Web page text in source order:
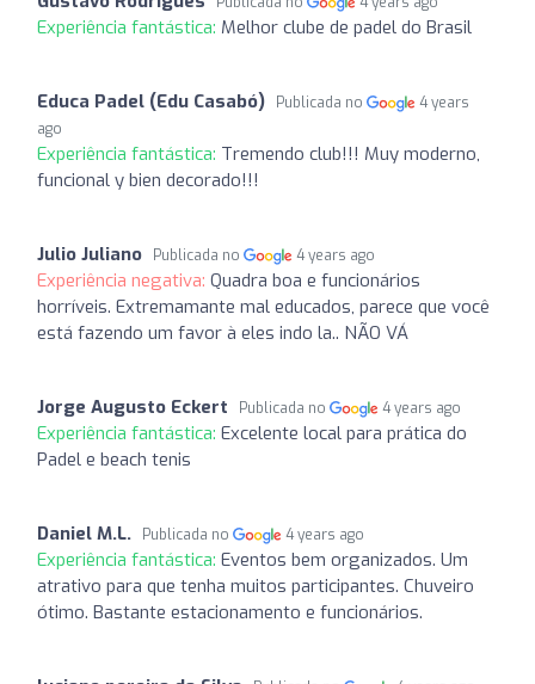
Experiência fantástica: Melhor clube de padel do Brasil
Educa Padel (Edu Casabó) Publicada no
4 years
ago
Experiência fantástica: Tremendo club!!! Muy moderno,
funcional y bien decorado!!!
Julio Juliano Publicada no 4 years ago
Experiência negativa: Quadra boa e funcionários
horríveis. Extremamante mal educados, parece que você
está fazendo um favor à eles indo la.. NÃO VÁ
Jorge Augusto Eckert Publicada no 4 years ago
Experiência fantástica: Excelente local para prática do
Padel e beach tenis
Daniel M.L. Publicada no 4 years ago
Experiência fantástica: Eventos bem organizados. Um
atrativo para que tenha muitos participantes. Chuveiro
ótimo. Bastante estacionamento e funcionários.